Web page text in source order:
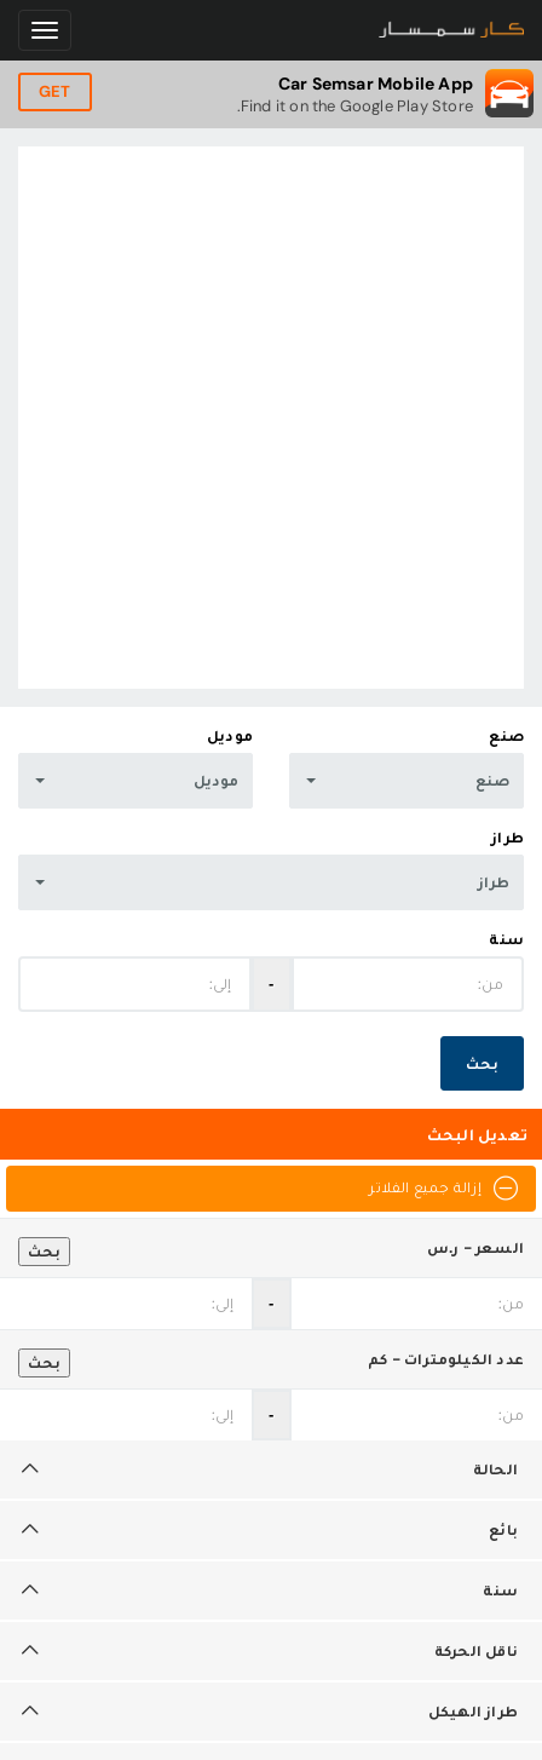
Car Semsar Mobile App
Find it on the Google Play Store.
GET
صنع
صنع
موديل
موديل
طراز
طراز
سنة
‐
بحث
تعديل البحث
إزالة جميع الفلاتر
بحث السعر - ر.س
‐
بحث عدد الكيلومترات - كم
‐
الحالة
بائع
سنة
ناقل الحركة
طراز الهيكل